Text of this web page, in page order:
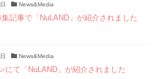
News&Media
記事で「NuLAND」が紹介されました
News&Media
にて「NuLAND」が紹介されました